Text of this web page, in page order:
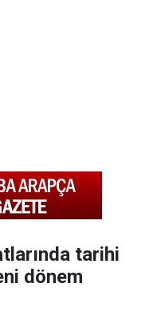
tarihi
dönem